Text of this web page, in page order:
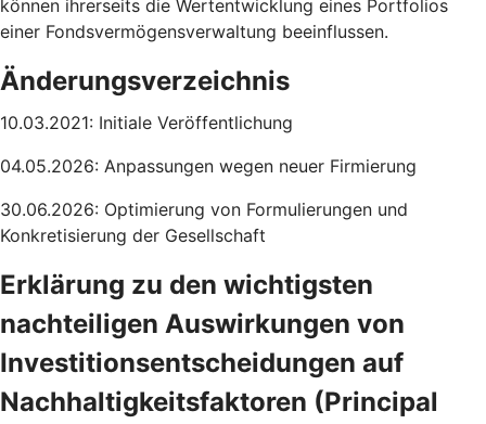
können ihrerseits die Wertentwicklung eines Portfolios
einer Fondsvermögensverwaltung beeinflussen.
Änderungsverzeichnis
10.03.2021: Initiale Veröffentlichung
04.05.2026: Anpassungen wegen neuer Firmierung
30.06.2026: Optimierung von Formulierungen und
Konkretisierung der Gesellschaft
Erklärung zu den wichtigsten
nachteiligen Auswirkungen von
Investitionsentscheidungen auf
Nachhaltigkeitsfaktoren (Principal